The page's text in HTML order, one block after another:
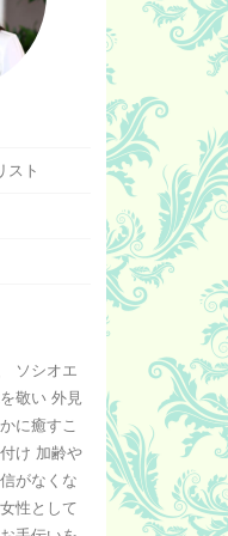
スト
ソシオエ
敬い 外見
に癒すこ
け 加齢や
がなくな
性として